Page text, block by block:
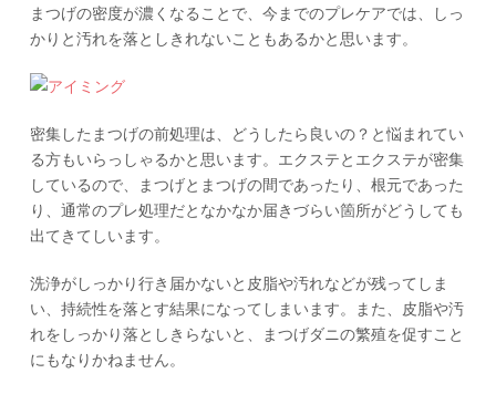
まつげの密度が濃くなることで、今までのプレケアでは、しっ
かりと汚れを落としきれないこともあるかと思います。
密集したまつげの前処理は、どうしたら良いの？と悩まれてい
る方もいらっしゃるかと思います。エクステとエクステが密集
しているので、まつげとまつげの間であったり、根元であった
り、通常のプレ処理だとなかなか届きづらい箇所がどうしても
出てきてしいます。
洗浄がしっかり行き届かないと皮脂や汚れなどが残ってしま
い、持続性を落とす結果になってしまいます。また、皮脂や汚
れをしっかり落としきらないと、まつげダニの繁殖を促すこと
にもなりかねません。